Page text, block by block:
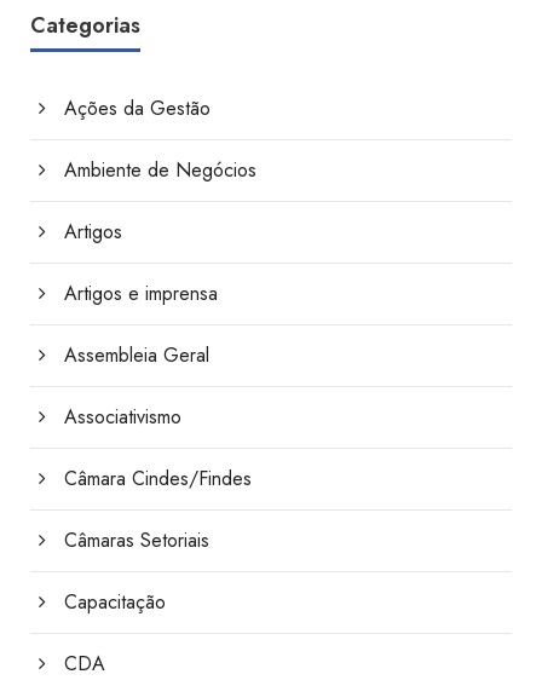
Categorias
Ações da Gestão
Ambiente de Negócios
Artigos
Artigos e imprensa
Assembleia Geral
Associativismo
Câmara Cindes/Findes
Câmaras Setoriais
Capacitação
CDA